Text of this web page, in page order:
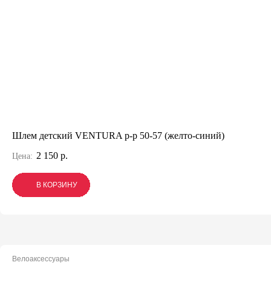
Шлем детский VENTURA р-р 50-57 (желто-синий)
Цена: 2 150 р.
В КОРЗИНУ
В КОРЗИНУ
В КОРЗИНУ
Велоаксессуары